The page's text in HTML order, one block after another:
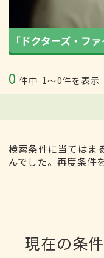
0 件中 1〜0件を表示
検索条件に当てはま
んでした。再度条件
現在の条